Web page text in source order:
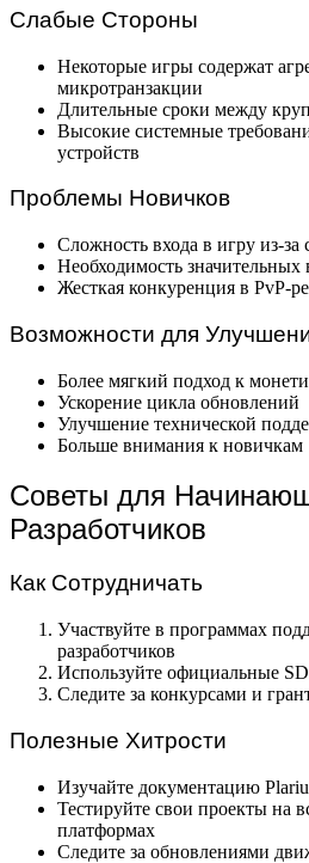
Слабые Стороны
Некоторые игры содержат
микротранзакции
Длительные сроки между
Высокие системные
устройств
Проблемы Новичков
Сложность входа в игру из-
Необходимость значительных
Жесткая конкуренция в PvP-
Возможности для
Более мягкий подход к
Ускорение цикла обновлений
Улучшение технической
Больше внимания к новичкам
Советы для
Разработчиков
Как Сотрудничать
Участвуйте в программах
разработчиков
Используйте официальные
Следите за конкурсами и
Полезные Хитрости
Изучайте документацию
Тестируйте свои проекты на
платформах
Следите за обновлениями